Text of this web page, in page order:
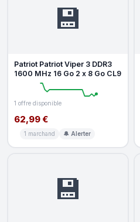
💾
Patriot Patriot Viper 3 DDR3
1600 MHz 16 Go 2 x 8 Go CL9
1 offre disponible
62,99 €
1 marchand 🔔 Alerter
💾